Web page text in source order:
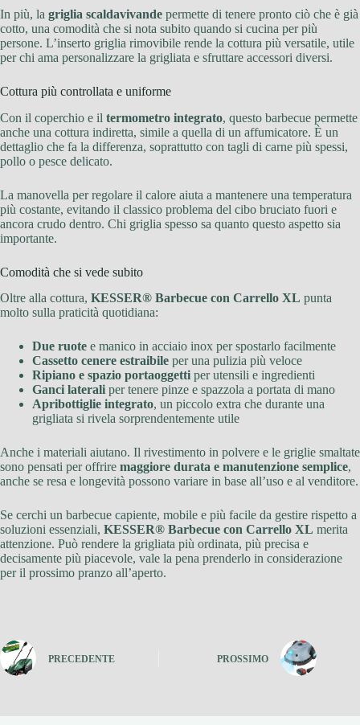
In più, la griglia scaldavivande permette di tenere pronto ciò che è già
cotto, una comodità che si nota subito quando si cucina per più
persone. L’inserto griglia rimovibile rende la cottura più versatile, utile
per chi ama personalizzare la grigliata e sfruttare accessori diversi.
Cottura più controllata e uniforme
Con il coperchio e il termometro integrato, questo barbecue permette
anche una cottura indiretta, simile a quella di un affumicatore. È un
dettaglio che fa la differenza, soprattutto con tagli di carne più spessi,
pollo o pesce delicato.
La manovella per regolare il calore aiuta a mantenere una temperatura
più costante, evitando il classico problema del cibo bruciato fuori e
ancora crudo dentro. Chi griglia spesso sa quanto questo aspetto sia
importante.
Comodità che si vede subito
Oltre alla cottura, KESSER® Barbecue con Carrello XL punta
molto sulla praticità quotidiana:
Due ruote e manico in acciaio inox per spostarlo facilmente
Cassetto cenere estraibile per una pulizia più veloce
Ripiano e spazio portaoggetti per utensili e ingredienti
Ganci laterali per tenere pinze e spazzola a portata di mano
Apribottiglie integrato, un piccolo extra che durante una
grigliata si rivela sorprendentemente utile
Anche i materiali aiutano. Il rivestimento in polvere e le griglie smaltate
sono pensati per offrire maggiore durata e manutenzione semplice,
anche se resa e longevità possono variare in base all’uso e al venditore.
Se cerchi un barbecue capiente, mobile e più facile da gestire rispetto a
soluzioni essenziali, KESSER® Barbecue con Carrello XL merita
attenzione. Può rendere la grigliata più ordinata, più precisa e
decisamente più piacevole, vale la pena prenderlo in considerazione
per il prossimo pranzo all’aperto.
PRECEDENTE PROSSIMO